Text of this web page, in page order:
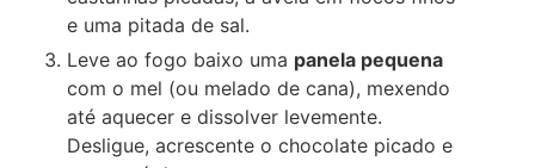
e uma pitada de sal.
Leve ao fogo baixo uma panela pequena
com o mel (ou melado de cana), mexendo
até aquecer e dissolver levemente.
Desligue, acrescente o chocolate picado e